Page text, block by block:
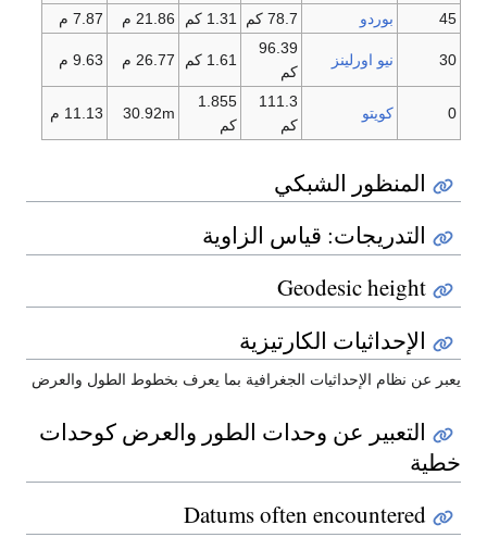
45 بوردو 78.7 كم 1.31 كم 21.86 م 7.87 م
30 نيو اورلينز
96.39
كم
1.61 كم 26.77 م 9.63 م
0 كويتو
111.3
كم
1.855
كم
30.92m 11.13 م
المنظور الشبكي
التدريجات: قياس الزاوية
Geodesic height
الإحداثيات الكارتيزية
يعبر عن نظام الإحداثيات الجغرافية بما يعرف بخطوط الطول والعرض
التعبير عن وحدات الطور والعرض كوحدات
خطية
Datums often encountered